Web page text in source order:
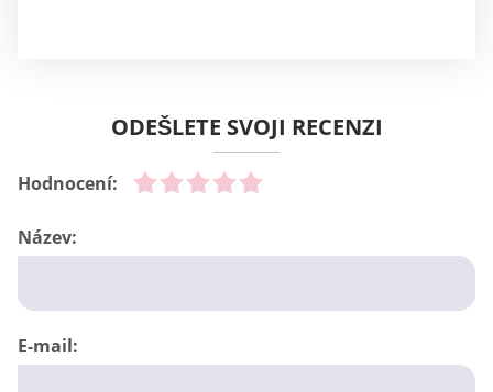
ODEŠLETE SVOJI RECENZI
Hodnocení:
Název:
E-mail: